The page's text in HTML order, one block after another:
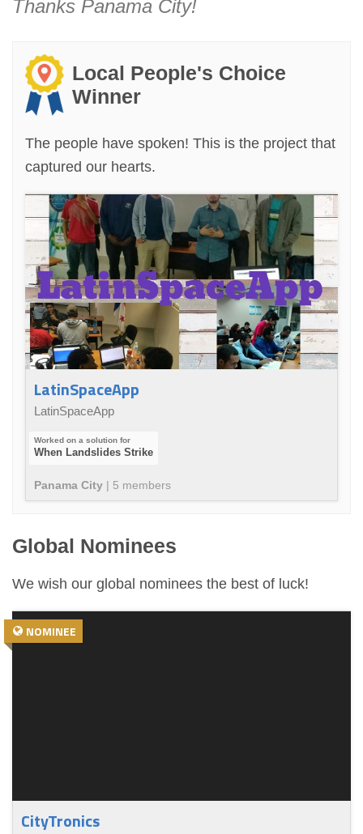
Thanks Panama City!
Local People's Choice
Winner
The people have spoken! This is the project that
captured our hearts.
LatinSpaceApp
LatinSpaceApp
When Landslides Strike
Panama City | 5 members
Global Nominees
We wish our global nominees the best of luck!
NOMINEE
CityTronics